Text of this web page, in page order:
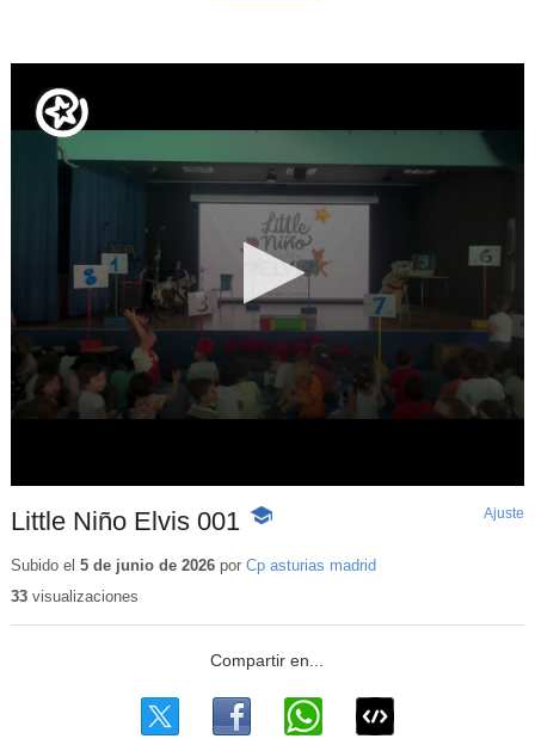
Little Niño Elvis 001
-
educativo
Ajuste
Subido el 5 de junio de 2026por Cp asturias madrid
33visualizaciones